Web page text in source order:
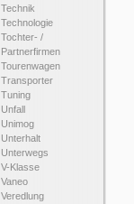
Technik
Technologie
Tochter- /
Partnerfirmen
Tourenwagen
Transporter
Tuning
Unfall
Unimog
Unterhalt
Unterwegs
V-Klasse
Vaneo
Veredlung